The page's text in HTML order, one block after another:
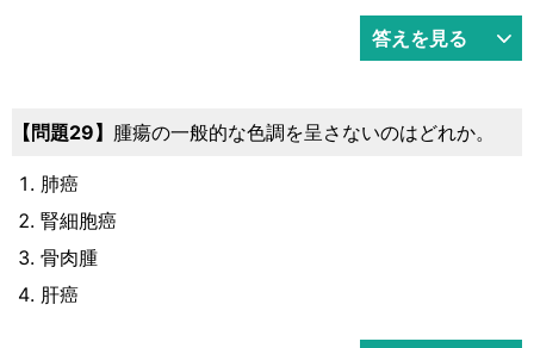
答えを見る
問題29 腫瘍の一般的な色調を呈さないのはどれか。
肺癌
腎細胞癌
骨肉腫
肝癌